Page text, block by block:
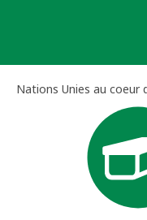
Nations Unies au coeur